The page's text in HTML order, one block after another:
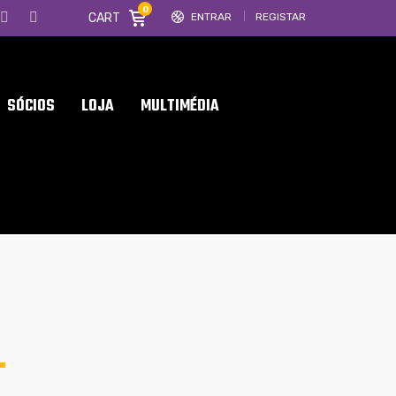
ENTRAR REGISTAR
CART
0
SÓCIOS LOJA MULTIMÉDIA